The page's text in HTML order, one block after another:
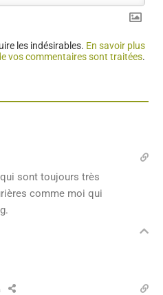
les indésirables. En savoir plus
vos commentaires sont traitées.
sont toujours très
comme moi qui